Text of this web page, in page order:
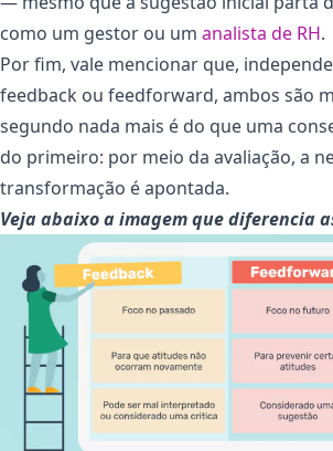
como um gestor ou um analista de RH.
Por fim, vale mencionar que,
feedback ou feedforward, ambos são
segundo nada mais é do que uma
do primeiro: por meio da avaliação, a
transformação é apontada.
Veja abaixo a imagem que diferencia